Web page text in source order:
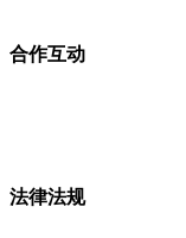
合作互动
法律法规